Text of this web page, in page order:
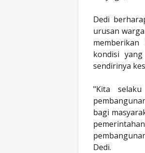
Dedi
urusan
kondisi
sendirinya
"Kita
bagi
Dedi.